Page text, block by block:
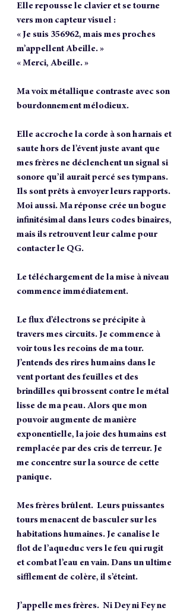
Elle repousse le clavier et se tourne
vers mon capteur visuel :
« Je suis 356962, mais mes proches
m’appellent Abeille. »
« Merci, Abeille. »
Ma voix métallique contraste avec son
bourdonnement mélodieux.
Elle accroche la corde à son harnais et
saute hors de l’évent juste avant que
mes frères ne déclenchent un signal si
sonore qu’il aurait percé ses tympans.
Ils sont prêts à envoyer leurs rapports.
Moi aussi. Ma réponse crée un bogue
infinitésimal dans leurs codes binaires,
mais ils retrouvent leur calme pour
contacter le QG.
Le téléchargement de la mise à niveau
commence immédiatement.
Le flux d’électrons se précipite à
travers mes circuits. Je commence à
voir tous les recoins de ma tour.
J’entends des rires humains dans le
vent portant des feuilles et des
brindilles qui brossent contre le métal
lisse de ma peau. Alors que mon
pouvoir augmente de manière
exponentielle, la joie des humains est
remplacée par des cris de terreur. Je
me concentre sur la source de cette
panique.
Mes frères brûlent.  Leurs puissantes
tours menacent de basculer sur les
habitations humaines. Je canalise le
flot de l’aqueduc vers le feu qui rugit
et combat l’eau en vain. Dans un ultime
sifflement de colère, il s’éteint.
J’appelle mes frères.  Ni Dey ni Fey ne